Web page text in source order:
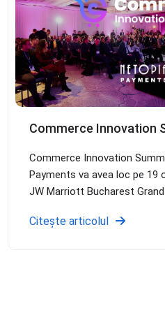
Commerce Innovation
Commerce Innovation
Payments va avea loc pe 19
JW Marriott Bucharest
Citește articolul